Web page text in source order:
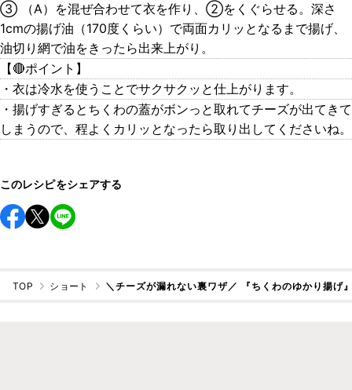
③ （A）を混ぜ合わせて衣を作り、②をくぐらせる。深さ
1cmの揚げ油（170度くらい）で両面カリッとなるまで揚げ、
油切り網で油をきったら出来上がり。
【🔴ポイント】
・衣は冷水を使うことでサクサクッと仕上がります。
・揚げすぎるとちくわの蓋がボンっと取れてチーズが出てきて
しまうので、程よくカリッとなったら取り出してくださいね。
このレシピをシェアする
TOP ショート ＼チーズが漏れない裏ワザ／ 『ちくわのゆかり揚げ